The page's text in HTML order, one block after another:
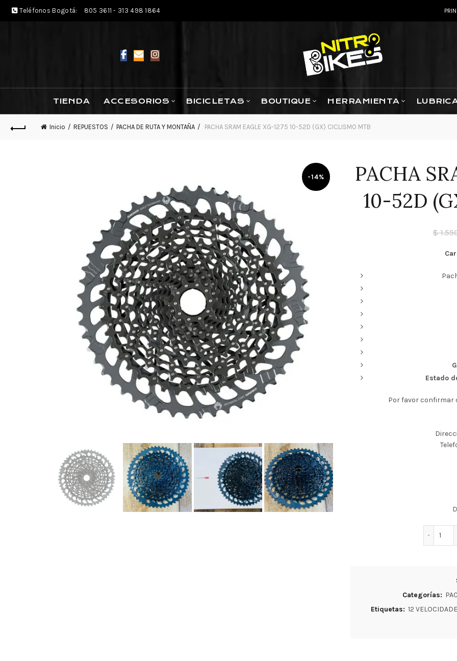
Teléfonos Bogotá: 805 3611 - 313 498 1864
TIENDA ACCESORIOS BICICLETAS BOUTIQUE HERRAMIENTA
Inicio REPUESTOS PACHA DE RUTA Y MONTAÑA PACHA SRAM EAGLE XG-1275 10-52D (GX) CICLISMO MTB
-14%
PACHA
10-52D
$
Estado
Por favor confirmar
Categorías:
Etiquetas: 12